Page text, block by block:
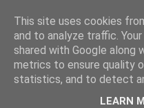
This site uses cookies
and to analyze traffic.
shared with Google along
metrics to ensure quality
statistics, and to detect
LEARN